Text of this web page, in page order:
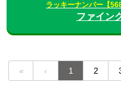
ラッキーナンバー【
ファイン
« ‹ 1 2